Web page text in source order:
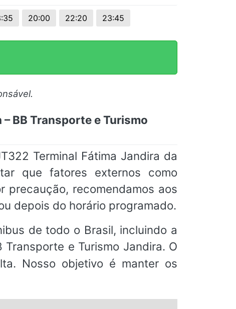
20:00 22:20 23:45
BB Transporte e Turismo
Terminal Fátima Jandira da
que fatores externos como
precaução, recomendamos aos
depois do horário programado.
de todo o Brasil, incluindo a
e Turismo Jandira. O
Nosso objetivo é manter os